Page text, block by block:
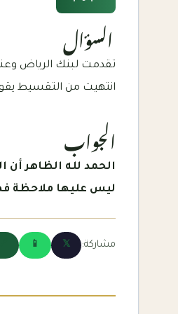
السؤال
انتهيت من التقسيط
الجواب
الحمد لله الظاهر أن
ليس عليها ملاحظة
مشاركة: 𝕏
📱